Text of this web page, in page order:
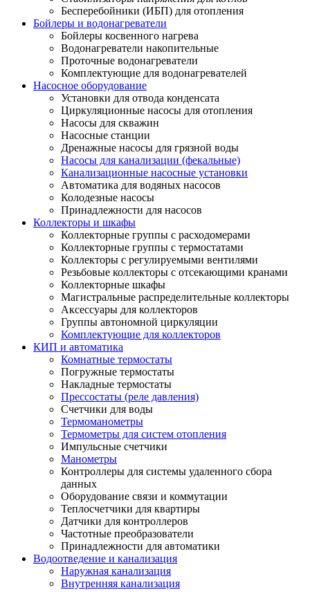
Бесперебойники (ИБП) для отопления
Бойлеры и водонагреватели
Бойлеры косвенного нагрева
Водонагреватели накопительные
Проточные водонагреватели
Комплектующие для водонагревателей
Насосное оборудование
Установки для отвода конденсата
Циркуляционные насосы для отопления
Насосы для скважин
Насосные станции
Дренажные насосы для грязной воды
Насосы для канализации (фекальные)
Канализационные насосные установки
Автоматика для водяных насосов
Колодезные насосы
Принадлежности для насосов
Коллекторы и шкафы
Коллекторные группы с расходомерами
Коллекторные группы с термостатами
Коллекторы с регулируемыми вентилями
Резьбовые коллекторы с отсекающими кранами
Коллекторные шкафы
Магистральные распределительные коллекторы
Аксессуары для коллекторов
Группы автономной циркуляции
Комплектующие для коллекторов
КИП и автоматика
Комнатные термостаты
Погружные термостаты
Накладные термостаты
Прессостаты (реле давления)
Счетчики для воды
Термоманометры
Термометры для систем отопления
Импульсные счетчики
Манометры
Контроллеры для системы удаленного сбора
данных
Оборудование связи и коммутации
Теплосчетчики для квартиры
Датчики для контроллеров
Частотные преобразователи
Принадлежности для автоматики
Водоотведение и канализация
Наружная канализация
Внутренняя канализация